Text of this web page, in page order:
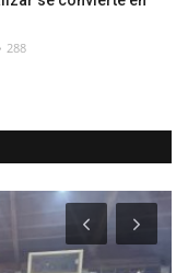
288